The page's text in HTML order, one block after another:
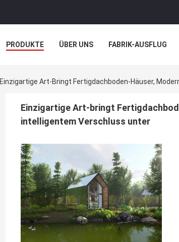
PRODUKTE ÜBER UNS FABRIK-AUSFLUG
Einzigartige Art-Bringt Fertigdachboden-Häuser,
Einzigartige Art-bringt
intelligentem Verschluss unter